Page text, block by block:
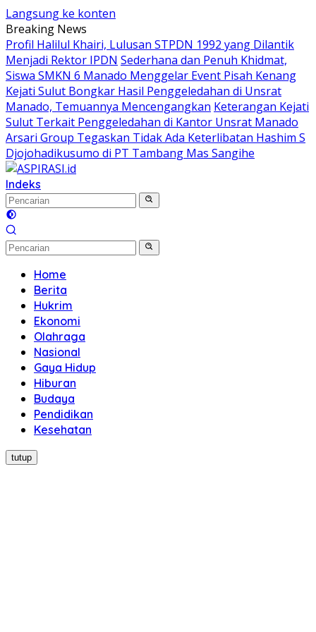
Langsung ke konten
Breaking News
Profil Halilul Khairi, Lulusan STPDN 1992 yang Dilantik
Menjadi Rektor IPDN Sederhana dan Penuh Khidmat,
Siswa SMKN 6 Manado Menggelar Event Pisah Kenang
Kejati Sulut Bongkar Hasil Penggeledahan di Unsrat
Manado, Temuannya Mencengangkan Keterangan Kejati
Sulut Terkait Penggeledahan di Kantor Unsrat Manado
Arsari Group Tegaskan Tidak Ada Keterlibatan Hashim S
Djojohadikusumo di PT Tambang Mas Sangihe
Indeks
Home
Berita
Hukrim
Ekonomi
Olahraga
Nasional
Gaya Hidup
Hiburan
Budaya
Pendidikan
Kesehatan
tutup